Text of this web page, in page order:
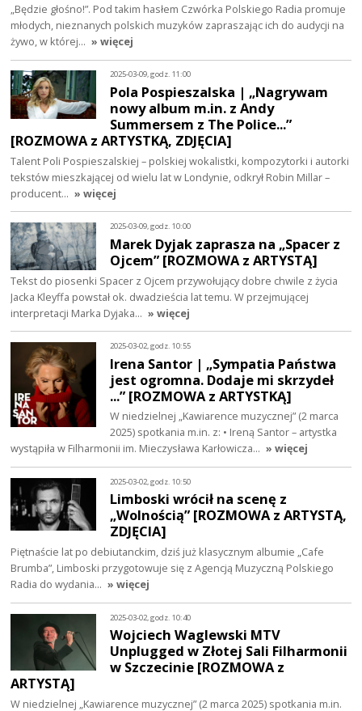
„Będzie głośno!”. Pod takim hasłem Czwórka Polskiego Radia promuje
młodych, nieznanych polskich muzyków zapraszając ich do audycji na
żywo, w której… » więcej
2025-03-09, godz. 11:00
Pola Pospieszalska | „Nagrywam
nowy album m.in. z Andy
Summersem z The Police...”
[ROZMOWA z ARTYSTKĄ, ZDJĘCIA]
Talent Poli Pospieszalskiej – polskiej wokalistki, kompozytorki i autorki
tekstów mieszkającej od wielu lat w Londynie, odkrył Robin Millar –
producent… » więcej
2025-03-09, godz. 10:00
Marek Dyjak zaprasza na „Spacer z
Ojcem” [ROZMOWA z ARTYSTĄ]
Tekst do piosenki Spacer z Ojcem przywołujący dobre chwile z życia
Jacka Kleyffa powstał ok. dwadzieścia lat temu. W przejmującej
interpretacji Marka Dyjaka… » więcej
2025-03-02, godz. 10:55
Irena Santor | „Sympatia Państwa
jest ogromna. Dodaje mi skrzydeł
...” [ROZMOWA z ARTYSTKĄ]
W niedzielnej „Kawiarence muzycznej” (2 marca
2025) spotkania m.in. z: • Ireną Santor – artystka
wystąpiła w Filharmonii im. Mieczysława Karłowicza… » więcej
2025-03-02, godz. 10:50
Limboski wrócił na scenę z
„Wolnością” [ROZMOWA z ARTYSTĄ,
ZDJĘCIA]
Piętnaście lat po debiutanckim, dziś już klasycznym albumie „Cafe
Brumba”, Limboski przygotowuje się z Agencją Muzyczną Polskiego
Radia do wydania… » więcej
2025-03-02, godz. 10:40
Wojciech Waglewski MTV
Unplugged w Złotej Sali Filharmonii
w Szczecinie [ROZMOWA z
ARTYSTĄ]
W niedzielnej „Kawiarence muzycznej” (2 marca 2025) spotkania m.in.